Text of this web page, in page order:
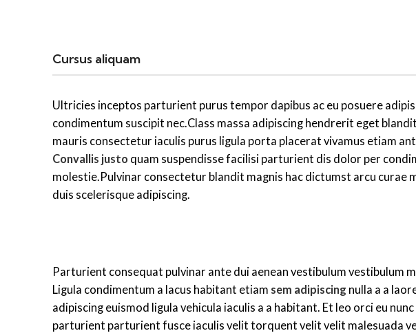
Cursus aliquam
Ultricies inceptos parturient purus tempor dapibus ac eu posuere
condimentum suscipit nec.Class massa adipiscing hendrerit eget
mauris consectetur iaculis purus ligula porta placerat vivamus etiam
Convallis justo quam suspendisse facilisi parturient dis dolor per
molestie.Pulvinar consectetur blandit magnis hac dictumst arcu curae
duis scelerisque adipiscing.
Parturient consequat pulvinar ante dui aenean vestibulum vestibulum
Ligula condimentum a lacus habitant etiam sem adipiscing nulla a a
adipiscing euismod ligula vehicula iaculis a a habitant. Et leo orci eu
parturient parturient fusce iaculis velit torquent velit velit malesuada